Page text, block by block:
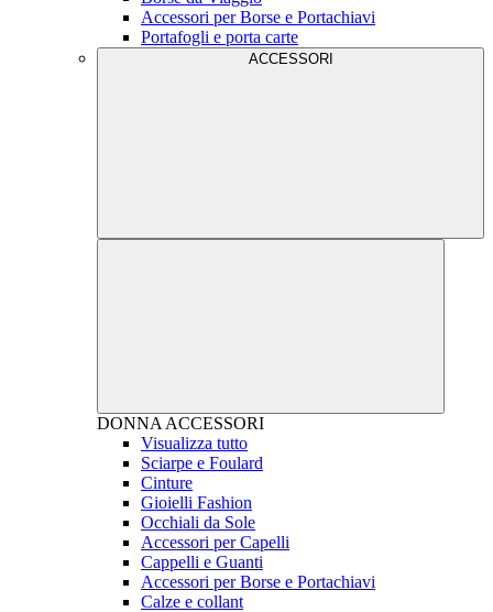
Accessori per Borse e Portachiavi
Portafogli e porta carte
ACCESSORI
DONNA ACCESSORI
Visualizza tutto
Sciarpe e Foulard
Cinture
Gioielli Fashion
Occhiali da Sole
Accessori per Capelli
Cappelli e Guanti
Accessori per Borse e Portachiavi
Calze e collant